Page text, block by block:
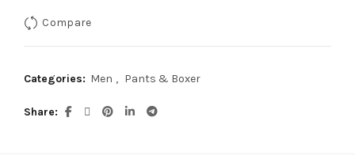
Compare
Categories: Men , Pants & Boxer
Share